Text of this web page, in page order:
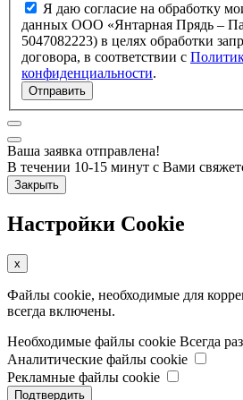
Я даю согласие на обработку
данных ООО «Янтарная Прядь –
5047082223) в целях обработки запроса и заключение
договора, в соответствии с
конфиденциальности.
Отправить
Ваша заявка отправлена!
В течении 10-15 минут с Вами
Закрыть
Настройки Cookie
x
Файлы cookie, необходимые для
всегда включены.
Необходимые файлы cookie Всегда
Аналитические файлы cookie
Рекламные файлы cookie
Подтвердить